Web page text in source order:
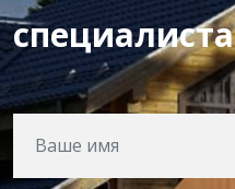
специалиста